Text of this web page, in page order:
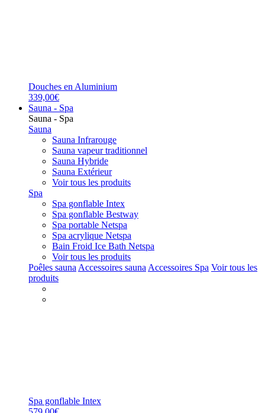
Douches en Aluminium
339,00€
Sauna - Spa
Sauna - Spa
Sauna
Sauna Infrarouge
Sauna vapeur traditionnel
Sauna Hybride
Sauna Extérieur
Voir tous les produits
Spa
Spa gonflable Intex
Spa gonflable Bestway
Spa portable Netspa
Spa acrylique Netspa
Bain Froid Ice Bath Netspa
Voir tous les produits
Poêles sauna Accessoires sauna Accessoires Spa Voir tous les
produits
Spa gonflable Intex